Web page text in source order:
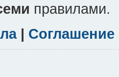
правилами.
|